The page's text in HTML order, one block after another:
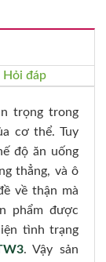
Hỏi đáp
trọng trong
cơ thể. Tuy
độ ăn uống
thẳng, và ô
về thận mà
phẩm được
tình trạng
. Vậy sản